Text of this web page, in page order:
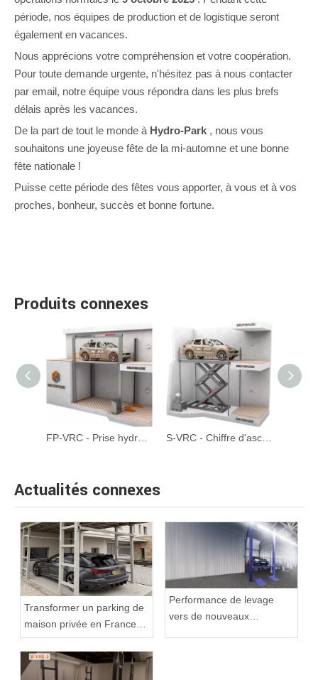
période, nos équipes de production et de logistique seront
également en vacances.
Nous apprécions votre compréhension et votre coopération.
Pour toute demande urgente, n'hésitez pas à nous contacter
par email, notre équipe vous répondra dans les plus brefs
délais après les vacances.
De la part de tout le monde à Hydro-Park , nous vous
souhaitons une joyeuse fête de la mi-automne et une bonne
fête nationale !
Puisse cette période des fêtes vous apporter, à vous et à vos
proches, bonheur, succès et bonne fortune.
Produits connexes
Actualités connexes
Transformer un parking de
maison privée en France
avec la plate-forme de
relevage de ciseaux S-
VRC-2
Performance de levage
vers de nouveaux